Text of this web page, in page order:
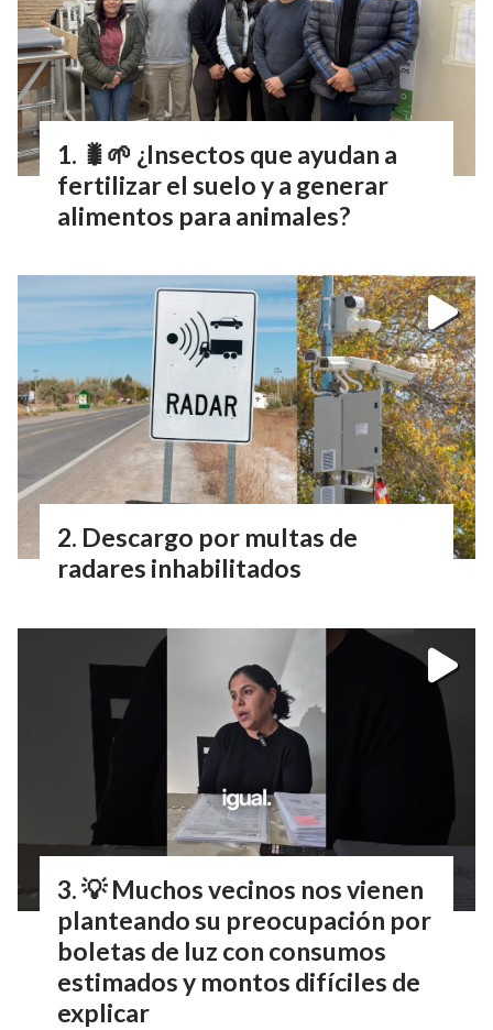
🐛🌱 ¿Insectos que ayudan a
fertilizar el suelo y a generar
alimentos para animales?
Descargo por multas de
radares inhabilitados
💡 Muchos vecinos nos vienen
planteando su preocupación por
boletas de luz con consumos
estimados y montos difíciles de
explicar